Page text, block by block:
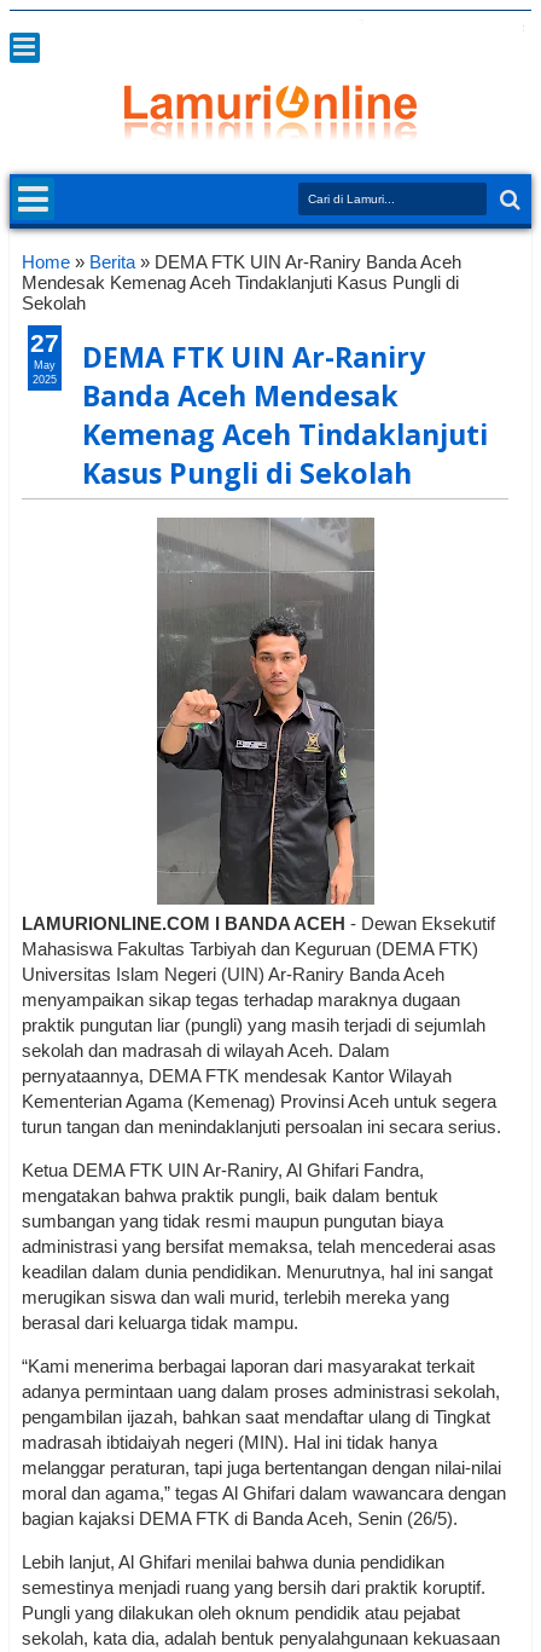
Home » Berita » DEMA FTK UIN Ar-Raniry Banda Aceh
Mendesak Kemenag Aceh Tindaklanjuti Kasus Pungli di
Sekolah
DEMA FTK UIN Ar-Raniry
Banda Aceh Mendesak
Kemenag Aceh Tindaklanjuti
Kasus Pungli di Sekolah
LAMURIONLINE.COM I BANDA ACEH - Dewan Eksekutif
Mahasiswa Fakultas Tarbiyah dan Keguruan (DEMA FTK)
Universitas Islam Negeri (UIN) Ar-Raniry Banda Aceh
menyampaikan sikap tegas terhadap maraknya dugaan
praktik pungutan liar (pungli) yang masih terjadi di sejumlah
sekolah dan madrasah di wilayah Aceh. Dalam
pernyataannya, DEMA FTK mendesak Kantor Wilayah
Kementerian Agama (Kemenag) Provinsi Aceh untuk segera
turun tangan dan menindaklanjuti persoalan ini secara serius.
Ketua DEMA FTK UIN Ar-Raniry, Al Ghifari Fandra,
mengatakan bahwa praktik pungli, baik dalam bentuk
sumbangan yang tidak resmi maupun pungutan biaya
administrasi yang bersifat memaksa, telah mencederai asas
keadilan dalam dunia pendidikan. Menurutnya, hal ini sangat
merugikan siswa dan wali murid, terlebih mereka yang
berasal dari keluarga tidak mampu.
“Kami menerima berbagai laporan dari masyarakat terkait
adanya permintaan uang dalam proses administrasi sekolah,
pengambilan ijazah, bahkan saat mendaftar ulang di Tingkat
madrasah ibtidaiyah negeri (MIN). Hal ini tidak hanya
melanggar peraturan, tapi juga bertentangan dengan nilai-nilai
moral dan agama,” tegas Al Ghifari dalam wawancara dengan
bagian kajaksi DEMA FTK di Banda Aceh, Senin (26/5).
Lebih lanjut, Al Ghifari menilai bahwa dunia pendidikan
semestinya menjadi ruang yang bersih dari praktik koruptif.
Pungli yang dilakukan oleh oknum pendidik atau pejabat
sekolah, kata dia, adalah bentuk penyalahgunaan kekuasaan
27
May
2025